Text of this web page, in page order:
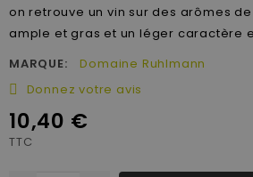
on retrouve un vin sur des arômes
ample et gras et un léger caractère
MARQUE:
Domaine Ruhlmann
Donnez votre avis
10,40 €
TTC